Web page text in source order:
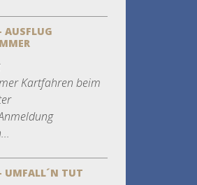
AUSFLUG
Kartfahren beim
UMFALL´N TUT